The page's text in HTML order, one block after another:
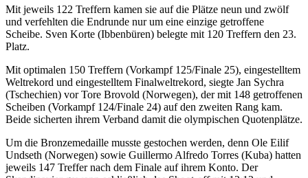
Mit jeweils 122 Treffern kamen sie auf die Plätze neun und zwölf
und verfehlten die Endrunde nur um eine einzige getroffene
Scheibe. Sven Korte (Ibbenbüren) belegte mit 120 Treffern den 23.
Platz.
Mit optimalen 150 Treffern (Vorkampf 125/Finale 25), eingestelltem
Weltrekord und eingestelltem Finalweltrekord, siegte Jan Sychra
(Tschechien) vor Tore Brovold (Norwegen), der mit 148 getroffenen
Scheiben (Vorkampf 124/Finale 24) auf den zweiten Rang kam.
Beide sicherten ihrem Verband damit die olympischen Quotenplätze.
Um die Bronzemedaille musste gestochen werden, denn Ole Eilif
Undseth (Norwegen) sowie Guillermo Alfredo Torres (Kuba) hatten
jeweils 147 Treffer nach dem Finale auf ihrem Konto. Der